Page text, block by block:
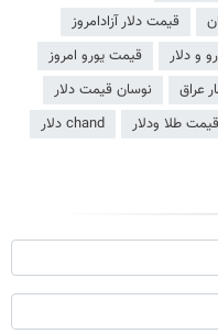
قیمت دلار آزادامروز
و دلار
قیمت یورو امروز
عراق
نوسان قیمت دلار
قیمت طلا ودلار
chand دلار